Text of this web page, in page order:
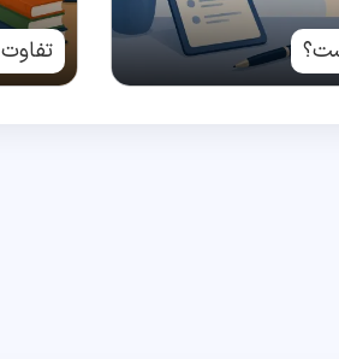
تفاوت error و mistake چیست؟